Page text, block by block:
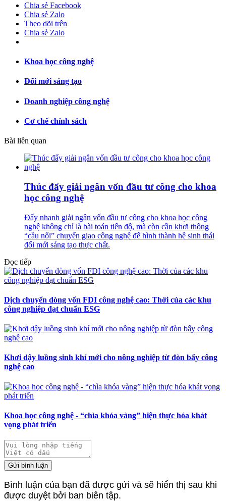
Chia sẻ Facebook
Chia sẻ Zalo
Theo dõi trên
Chia sẻ Zalo
Khoa học công nghệ
Đổi mới sáng tạo
Doanh nghiệp công nghệ
Cơ chế chính sách
Bài liên quan
Thúc đẩy giải ngân vốn đầu tư công cho khoa
học công nghệ
Đẩy nhanh giải ngân vốn đầu tư công cho khoa học công
nghệ không chỉ là bài toán tiến độ, mà còn cần khơi thông
“cầu nối” chuyển giao công nghệ để hình thành hệ sinh thái
đổi mới sáng tạo thực chất.
Đọc tiếp
Dịch chuyển dòng vốn FDI công nghệ cao: Thời của các khu
công nghiệp đạt chuẩn ESG
Khơi dậy luồng sinh khí mới cho nông nghiệp từ đòn bẩy công
nghệ cao
Khoa học công nghệ - “chìa khóa vàng” hiện thực hóa khát
vọng phát triển
Gửi bình luận
Bình luận của bạn đã được gửi và sẽ hiển thị sau khi
được duyệt bởi ban biên tập.